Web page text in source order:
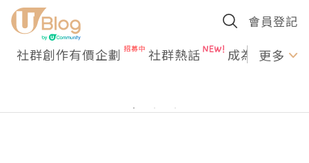
會員登記
社群創作有價企劃 社群熱話 成為U更多